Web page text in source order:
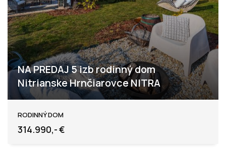
NA PREDAJ 5 izb rodinný dom
Nitrianske Hrnčiarovce NITRA
Jelenecká, Nitrianske Hrnčiarovce
RODINNÝ DOM
314.990,- €